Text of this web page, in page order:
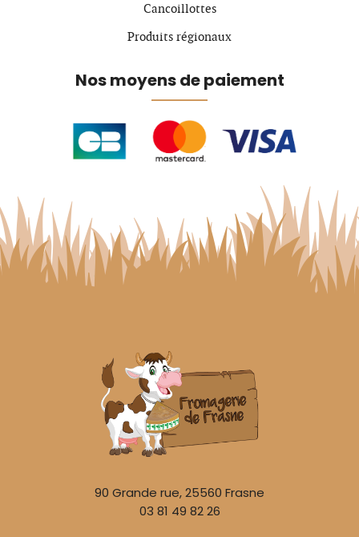
Cancoillottes
Produits régionaux
Nos moyens de paiement
90 Grande rue, 25560 Frasne
03 81 49 82 26